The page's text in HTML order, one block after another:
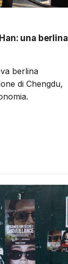
una berlina
berlina
di Chengdu,